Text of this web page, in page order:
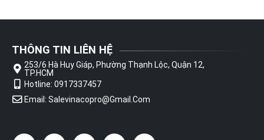
THÔNG TIN LIÊN HỆ
253/6 Hà Huy Giáp, Phường Thạnh Lộc, Quận 12,
TP.HCM
Hotline: 0917337457
Email: Salevinacopro@gmail.com